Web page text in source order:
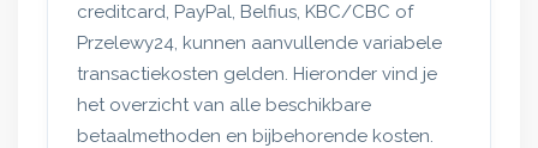
creditcard, PayPal, Belfius, KBC/CBC of
Przelewy24, kunnen aanvullende variabele
transactiekosten gelden. Hieronder vind je
het overzicht van alle beschikbare
betaalmethoden en bijbehorende kosten.